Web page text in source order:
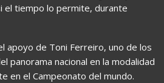
el tiempo lo permite, durante
apoyo de Toni Ferreiro, uno de los
panorama nacional en la modalidad
en el Campeonato del mundo.